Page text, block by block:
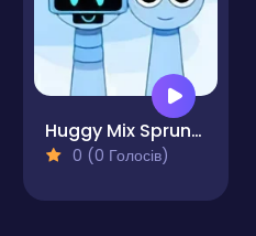
Huggy Mix Sprunki Music Box
0 (0 Голосів)